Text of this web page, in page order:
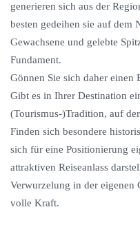
generieren sich aus der
besten gedeihen sie auf dem
Gewachsene und gelebte
Fundament.
Gönnen Sie sich daher
Gibt es in Ihrer Destination
(Tourismus-)Tradition, auf
Finden sich besondere
sich für eine Positionierung
attraktiven Reiseanlass
Verwurzelung in der eigenen
volle Kraft.